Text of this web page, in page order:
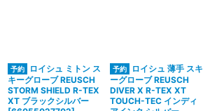
絞り込む
ロイシュ ミトン ス
キーグローブ REUSCH
STORM SHIELD R-TEX
XT ブラックシルバー
ロイシュ 薄手 スキ
ーグローブ REUSCH
DIVER X R-TEX XT
TOUCH-TEC インディ